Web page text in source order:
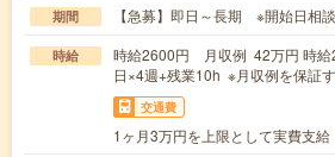
期間 【急募】即日～長期 ※開始日相
時給
時給2600円 月収例 42万円 時給
日×4週+残業10h ※月収例を保証
交通費
1ヶ月3万円を上限として実費支給